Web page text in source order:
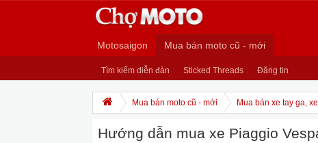
Motosaigon Mua bán moto cũ - mới
Tìm kiếm diễn đàn Sticked Threads Đăng tin
Mua bán moto cũ - mới Mua bán xe tay ga,
Hướng dẫn mua xe Piaggio